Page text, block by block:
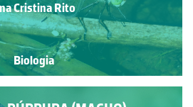
Cristina Rito
Biologia